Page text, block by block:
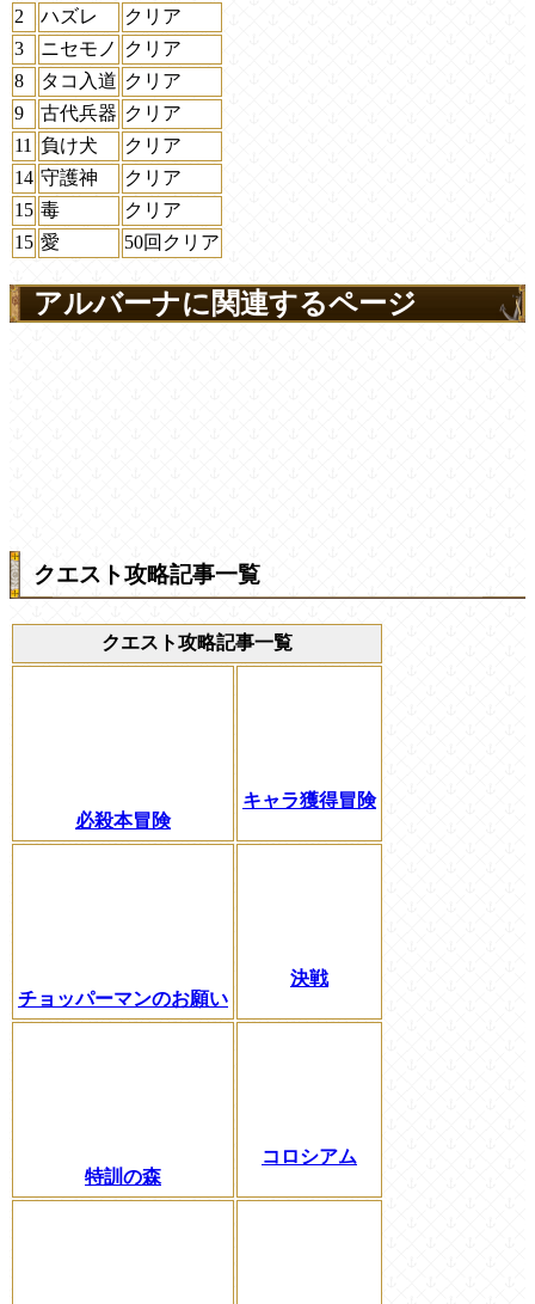
2 ハズレ
クリア
3
ニセモノ
クリア
8
タコ入道 クリア
9
古代兵器 クリア
11
負け犬
クリア
14 守護神
クリア
15 毒
クリア
15 愛 50回クリア
アルバーナに関連するページ
クエスト攻略記事一覧
クエスト攻略記事一覧
必殺本冒険
キャラ獲得冒険
チョッパーマンのお願い
決戦
特訓の森
コロシアム